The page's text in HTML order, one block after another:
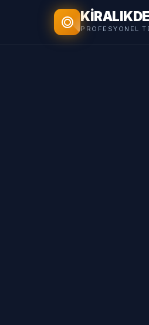
KİRALIK
PROFESYONEL